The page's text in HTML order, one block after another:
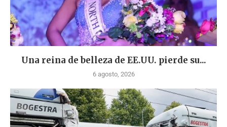
Una reina de belleza de EE.UU. pierde su...
6 agosto, 2026